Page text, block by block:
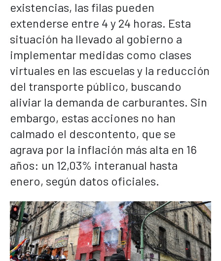
existencias, las filas pueden
extenderse entre 4 y 24 horas. Esta
situación ha llevado al gobierno a
implementar medidas como clases
virtuales en las escuelas y la reducción
del transporte público, buscando
aliviar la demanda de carburantes. Sin
embargo, estas acciones no han
calmado el descontento, que se
agrava por la inflación más alta en 16
años: un 12,03% interanual hasta
enero, según datos oficiales.